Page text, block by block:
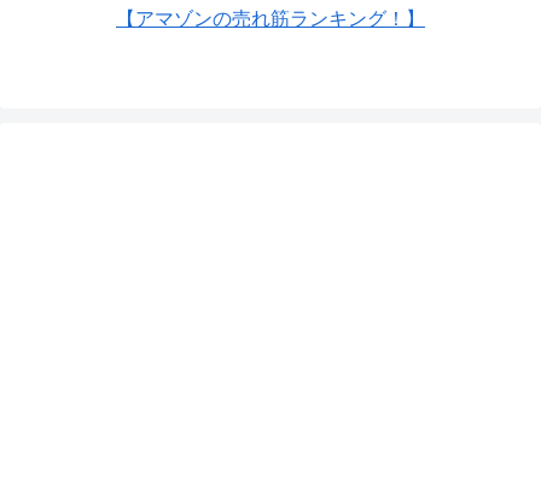
【アマゾンの売れ筋ランキング！】